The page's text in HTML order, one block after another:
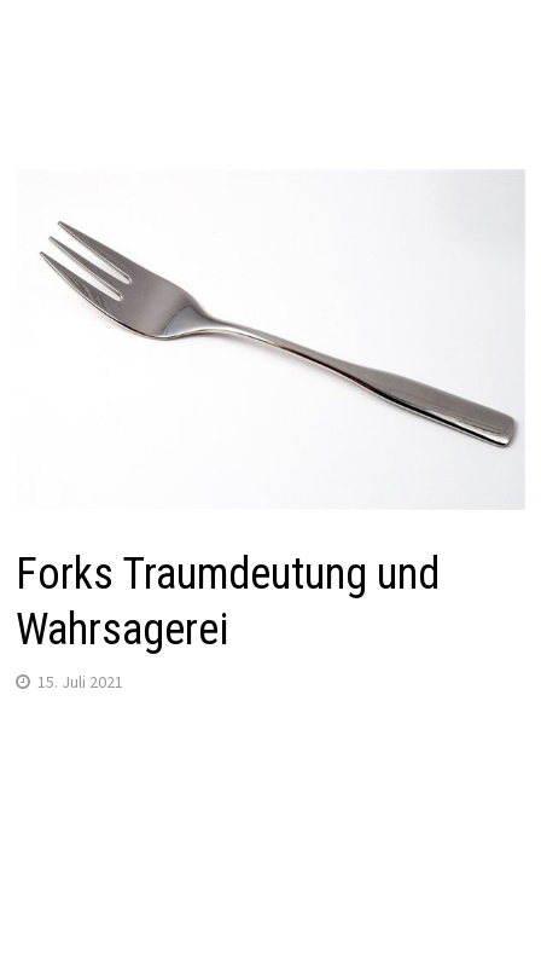
Forks Traumdeutung und
Wahrsagerei
15. Juli 2021